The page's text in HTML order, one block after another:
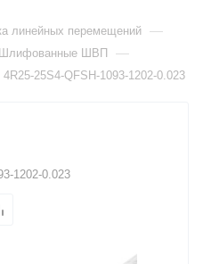
линейных перемещений —
Шлифованные ШВП —
25S4-QFSH-1093-1202-0.023
1202-0.023